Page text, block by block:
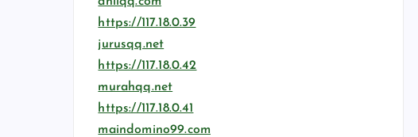
https://117.18.0.39
jurusqq.net
https://117.18.0.42
murahqq.net
https://117.18.0.41
maindomino99.com